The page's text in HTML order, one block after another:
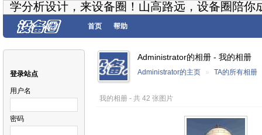
学分析设计，来设备圈！山高路远，设备圈陪你
首页 帮助
登录站点
用户名
密码
Administrator的相册 - 我的相册
Administrator的主页 » TA的所有相册
我的相册 - 共 42 张图片